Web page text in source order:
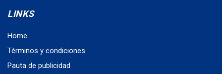
LINKS
Home
Términos y condiciones
Pauta de publicidad